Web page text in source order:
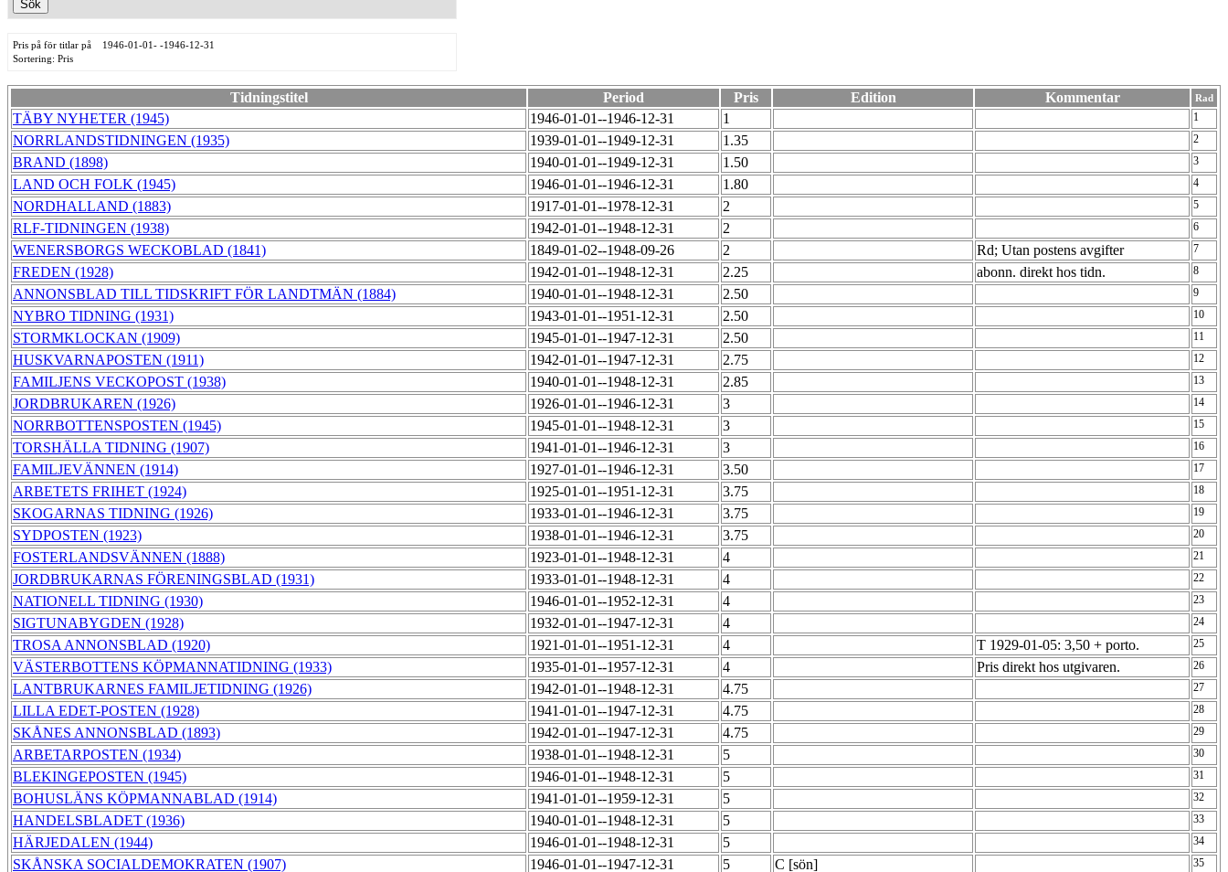
Pris på för titlar på 1946-01-01- -1946-12-31
Sortering: Pris
Tidningstitel Period Pris Edition Kommentar Rad
TÄBY NYHETER (1945) 1946-01-01--1946-12-31 1 1
NORRLANDSTIDNINGEN (1935) 1939-01-01--1949-12-31 1.35 2
BRAND (1898) 1940-01-01--1949-12-31 1.50 3
LAND OCH FOLK (1945) 1946-01-01--1946-12-31 1.80 4
NORDHALLAND (1883) 1917-01-01--1978-12-31 2 5
RLF-TIDNINGEN (1938) 1942-01-01--1948-12-31 2 6
WENERSBORGS WECKOBLAD (1841) 1849-01-02--1948-09-26 2 Rd; Utan postens avgifter 7
FREDEN (1928) 1942-01-01--1948-12-31 2.25 abonn. direkt hos tidn. 8
ANNONSBLAD TILL TIDSKRIFT FÖR LANDTMÄN (1884) 1940-01-01--1948-12-31 2.50 9
NYBRO TIDNING (1931) 1943-01-01--1951-12-31 2.50 10
STORMKLOCKAN (1909) 1945-01-01--1947-12-31 2.50 11
HUSKVARNAPOSTEN (1911) 1942-01-01--1947-12-31 2.75 12
FAMILJENS VECKOPOST (1938) 1940-01-01--1948-12-31 2.85 13
JORDBRUKAREN (1926) 1926-01-01--1946-12-31 3 14
NORRBOTTENSPOSTEN (1945) 1945-01-01--1948-12-31 3 15
TORSHÄLLA TIDNING (1907) 1941-01-01--1946-12-31 3 16
FAMILJEVÄNNEN (1914) 1927-01-01--1946-12-31 3.50 17
ARBETETS FRIHET (1924) 1925-01-01--1951-12-31 3.75 18
SKOGARNAS TIDNING (1926) 1933-01-01--1946-12-31 3.75 19
SYDPOSTEN (1923) 1938-01-01--1946-12-31 3.75 20
FOSTERLANDSVÄNNEN (1888) 1923-01-01--1948-12-31 4 21
JORDBRUKARNAS FÖRENINGSBLAD (1931) 1933-01-01--1948-12-31 4 22
NATIONELL TIDNING (1930) 1946-01-01--1952-12-31 4 23
SIGTUNABYGDEN (1928) 1932-01-01--1947-12-31 4 24
TROSA ANNONSBLAD (1920) 1921-01-01--1951-12-31 4 T 1929-01-05: 3,50 + porto. 25
VÄSTERBOTTENS KÖPMANNATIDNING (1933) 1935-01-01--1957-12-31 4 Pris direkt hos utgivaren. 26
LANTBRUKARNES FAMILJETIDNING (1926) 1942-01-01--1948-12-31 4.75 27
LILLA EDET-POSTEN (1928) 1941-01-01--1947-12-31 4.75 28
SKÅNES ANNONSBLAD (1893) 1942-01-01--1947-12-31 4.75 29
ARBETARPOSTEN (1934) 1938-01-01--1948-12-31 5 30
BLEKINGEPOSTEN (1945) 1946-01-01--1948-12-31 5 31
BOHUSLÄNS KÖPMANNABLAD (1914) 1941-01-01--1959-12-31 5 32
HANDELSBLADET (1936) 1940-01-01--1948-12-31 5 33
HÄRJEDALEN (1944) 1946-01-01--1948-12-31 5 34
SKÅNSKA SOCIALDEMOKRATEN (1907) 1946-01-01--1947-12-31 5 C [sön] 35